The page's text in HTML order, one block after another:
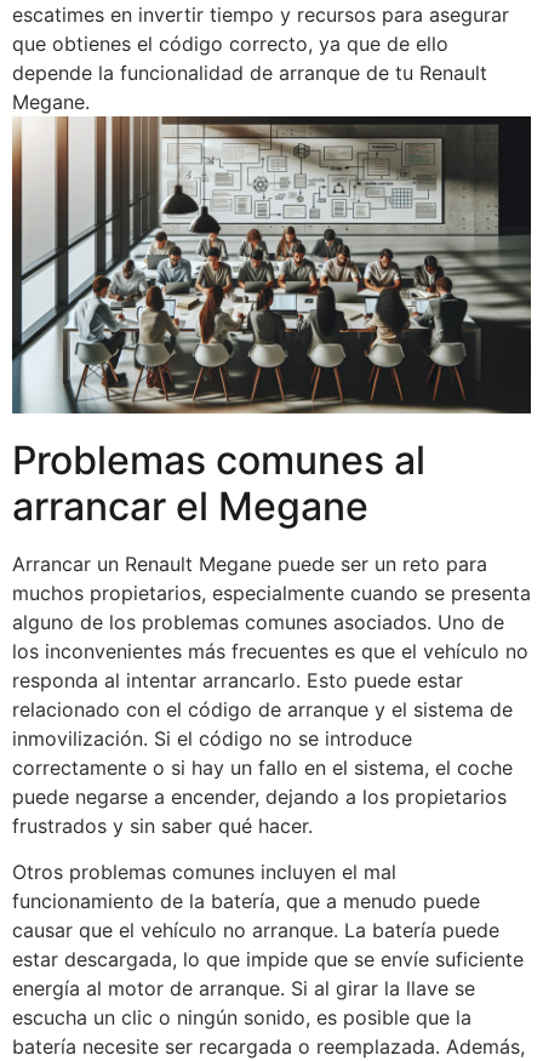
escatimes en invertir tiempo y recursos para asegurar
que obtienes el código correcto, ya que de ello
depende la funcionalidad de arranque de tu Renault
Megane.
Problemas comunes al
arrancar el Megane
Arrancar un Renault Megane puede ser un reto para
muchos propietarios, especialmente cuando se presenta
alguno de los problemas comunes asociados. Uno de
los inconvenientes más frecuentes es que el vehículo no
responda al intentar arrancarlo. Esto puede estar
relacionado con el código de arranque y el sistema de
inmovilización. Si el código no se introduce
correctamente o si hay un fallo en el sistema, el coche
puede negarse a encender, dejando a los propietarios
frustrados y sin saber qué hacer.
Otros problemas comunes incluyen el mal
funcionamiento de la batería, que a menudo puede
causar que el vehículo no arranque. La batería puede
estar descargada, lo que impide que se envíe suficiente
energía al motor de arranque. Si al girar la llave se
escucha un clic o ningún sonido, es posible que la
batería necesite ser recargada o reemplazada. Además,